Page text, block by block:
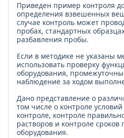
Приведен пример контроля
определения взвешенных
случае контроль может
пробах, стандартных
разбавления пробы.
Если в методике не указаны
использовать проверку
оборудования,
наблюдение за ходом
Дано представление о
том числе о контроле
контроле, контроле
растворов и контроле сроков
оборудования.